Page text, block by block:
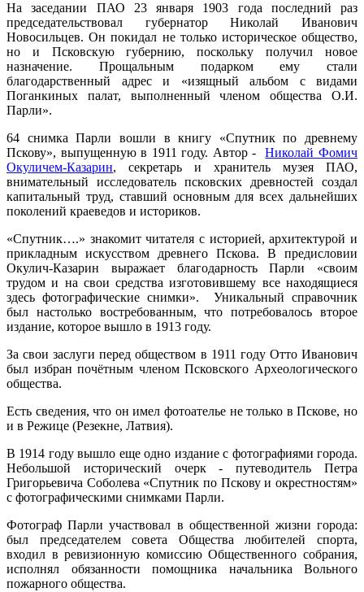
На заседании ПАО 23 января 1903 года последний раз
председательствовал губернатор Николай Иванович
Новосильцев. Он покидал не только историческое общество,
но и Псковскую губернию, поскольку получил новое
назначение. Прощальным подарком ему стали
благодарственный адрес и «изящный альбом с видами
Поганкиных палат, выполненный членом общества О.И.
Парли».
64 снимка Парли вошли в книгу «Спутник по древнему
Пскову», выпущенную в 1911 году. Автор -Николай Фомич
Окуличем-Казарин, секретарь и хранитель музея ПАО,
внимательный исследователь псковских древностей создал
капитальный труд, ставший основным для всех дальнейших
поколений краеведов и историков.
«Спутник….» знакомит читателя с историей, архитектурой и
прикладным искусством древнего Пскова. В предисловии
Окулич-Казарин выражает благодарность Парли «своим
трудом и на свои средства изготовившему все находящиеся
здесь фотографические снимки». Уникальный справочник
был настолько востребованным, что потребовалось второе
издание, которое вышло в 1913 году.
За свои заслуги перед обществом в 1911 году Отто Иванович
был избран почётным членом Псковского Археологического
общества.
Есть сведения, что он имел фотоателье не только в Пскове, но
и в Режице (Резекне, Латвия).
В 1914 году вышло еще одно издание с фотографиями города.
Небольшой исторический очерк - путеводитель Петра
Григорьевича Соболева «Спутник по Пскову и окрестностям»
с фотографическими снимками Парли.
Фотограф Парли участвовал в общественной жизни города:
был председателем совета Общества любителей спорта,
входил в ревизионную комиссию Общественного собрания,
исполнял обязанности помощника начальника Вольного
пожарного общества.